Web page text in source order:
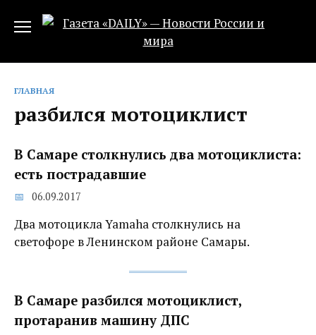
ГЛАВНАЯ
разбился мотоциклист
В Самаре столкнулись два мотоциклиста:
есть пострадавшие
06.09.2017
Два мотоцикла Yamaha столкнулись на
светофоре в Ленинском районе Самары.
В Самаре разбился мотоциклист,
протаранив машину ДПС